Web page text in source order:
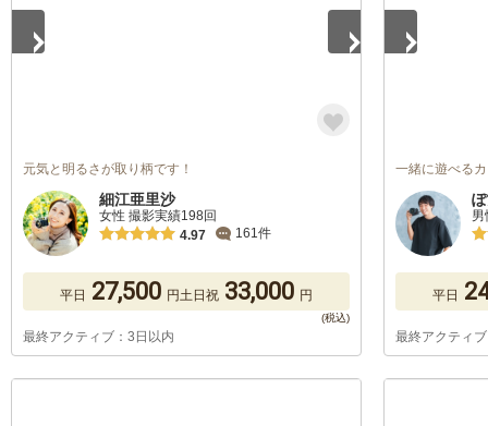
元気と明るさが取り柄です！
細江亜里沙
女性 撮影実績198回
4.97
161件
平日 27,500 円土日祝 33,000 円
最終アクティブ：3日以内
一緒に遊べる
平日
最終アクティ